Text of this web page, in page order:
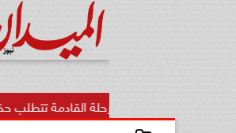
المرحلة القادمة تتطلب حذرًا ووعيًا مضاعفًا